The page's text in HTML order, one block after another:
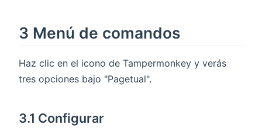
3 Menú de comandos
Haz clic en el icono de Tampermonkey y verás
tres opciones bajo "Pagetual".
3.1 Configurar